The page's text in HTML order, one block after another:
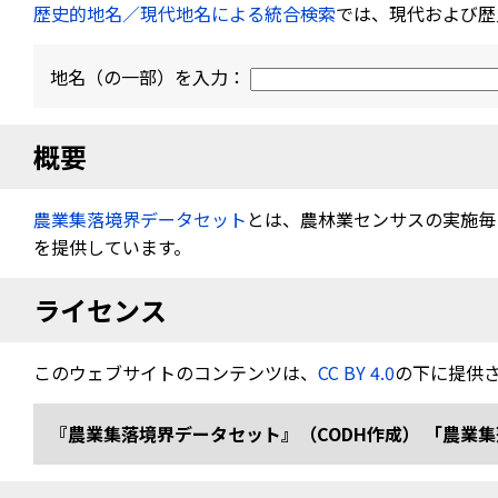
歴史的地名／現代地名による統合検索では、現代および
地名（の一部）を入力：
概要
農業集落境界データセット とは、農林業センサスの実施
を提供しています。
ライセンス
このウェブサイトのコンテンツは、 CC BY 4.0の下に提供
『農業集落境界データセット』（CODH作成） 「農